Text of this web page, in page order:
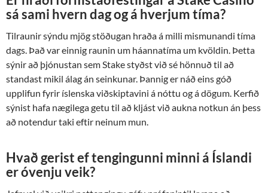
sá sami hvern dag og á hverjum tíma?
Tilraunir sýndu mjög stöðugan hraða á milli mismunandi tíma
dags. Það var einnig raunin um háannatíma um kvöldin. Þetta
sýnir að þjónustan sem Stake styðst við sé hönnuð til að
standast mikil álag án seinkunar. Þannig er náð eins góð
upplifun fyrir íslenska viðskiptavini á nóttu og á dögum. Kerfið
sýnist hafa nægilega getu til að kljást við aukna notkun án þess
að notendur taki eftir neinum mun.
Hvað gerist ef tengingunni minni á Íslandi
er óvenju veik?